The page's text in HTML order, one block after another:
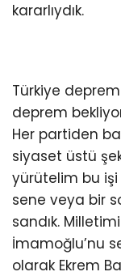
kararlıydık.
Türkiye
deprem
Her partiden
siyaset üstü
yürütelim bu
sene veya bir
sandık.
İmamoğlu’nu
olarak Ekrem